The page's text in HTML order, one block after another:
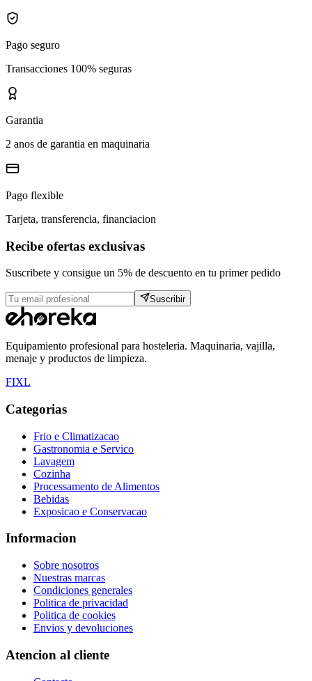
Pago seguro
Transacciones 100% seguras
Garantia
2 anos de garantia en maquinaria
Pago flexible
Tarjeta, transferencia, financiacion
Recibe ofertas exclusivas
Suscribete y consigue un 5% de descuento en tu primer pedido
Suscribir
Equipamiento profesional para hosteleria. Maquinaria, vajilla,
menaje y productos de limpieza.
FIXL
Categorias
Frio e Climatizacao
Gastronomia e Servico
Lavagem
Cozinha
Processamento de Alimentos
Bebidas
Exposicao e Conservacao
Informacion
Sobre nosotros
Nuestras marcas
Condiciones generales
Politica de privacidad
Politica de cookies
Envios y devoluciones
Atencion al cliente